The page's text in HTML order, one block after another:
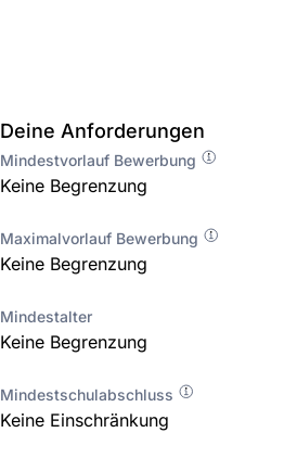
Deine Anforderungen
Mindestvorlauf Bewerbung
Keine Begrenzung
Maximalvorlauf Bewerbung
Keine Begrenzung
Mindestalter
Keine Begrenzung
Mindestschulabschluss
Keine Einschränkung